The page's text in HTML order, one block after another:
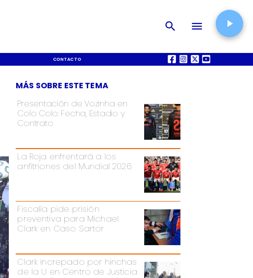
CONTACTO QUIÉNES SOMOS
Presentación de Vozinha en
Colo Colo: Fecha, Estadio y
Contrato
La Roja enfrentará a los
anfitriones del Mundial 2026
Fiscalía pide prisión
preventiva para Michael
Clark en Caso Sartor
Clark increpado por hinchas
de la U en Centro de Justicia
MÁS SOBRE ESTE TEMA